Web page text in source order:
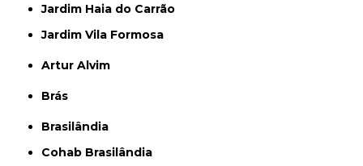
Jardim Haia do Carrão
Jardim Vila Formosa
Artur Alvim
Brás
Brasilândia
Cohab Brasilândia